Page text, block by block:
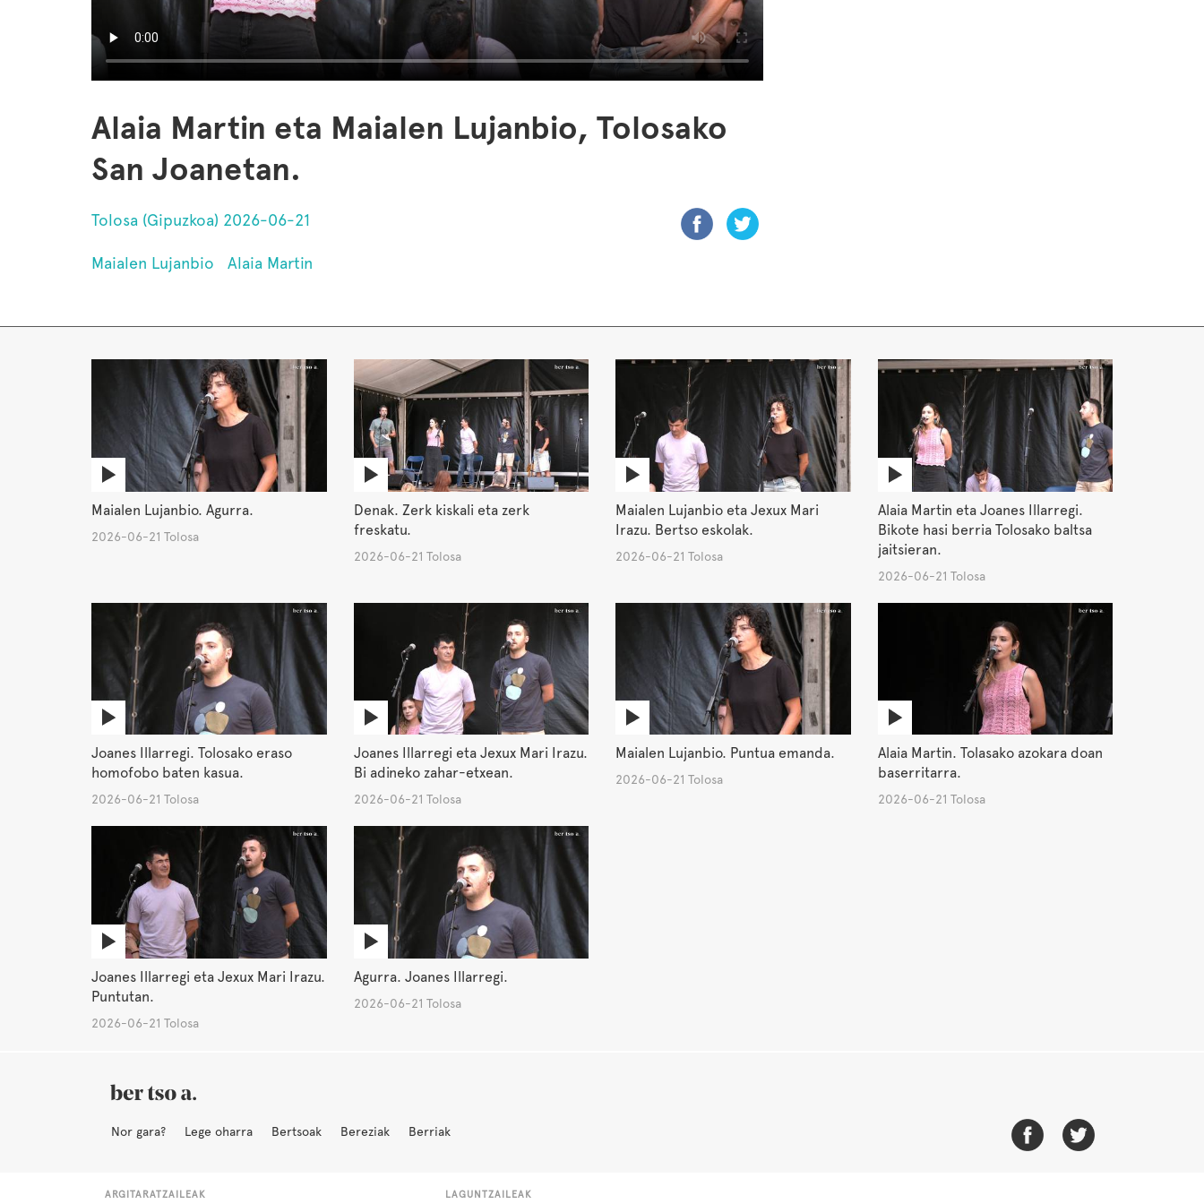
Alaia Martin eta Maialen Lujanbio, Tolosako
San Joanetan.
Tolosa (Gipuzkoa) 2026-06-21
Maialen Lujanbio Alaia Martin
Maialen Lujanbio. Agurra.
2026-06-21 Tolosa
Denak. Zerk kiskali eta zerk
freskatu.
2026-06-21 Tolosa
Maialen Lujanbio eta Jexux Mari
Irazu. Bertso eskolak.
2026-06-21 Tolosa
Alaia Martin eta Joanes Illarregi.
Bikote hasi berria Tolosako baltsa
jaitsieran.
2026-06-21 Tolosa
Joanes Illarregi. Tolosako eraso
homofobo baten kasua.
2026-06-21 Tolosa
Joanes Illarregi eta Jexux Mari Irazu.
Bi adineko zahar-etxean.
2026-06-21 Tolosa
Maialen Lujanbio. Puntua emanda.
2026-06-21 Tolosa
Alaia Martin. Tolasako azokara doan
baserritarra.
2026-06-21 Tolosa
Joanes Illarregi eta Jexux Mari Irazu.
Puntutan.
2026-06-21 Tolosa
Agurra. Joanes Illarregi.
2026-06-21 Tolosa
Nor gara? Lege oharra Bertsoak Bereziak Berriak
ARGITARATZAILEAK LAGUNTZAILEAK